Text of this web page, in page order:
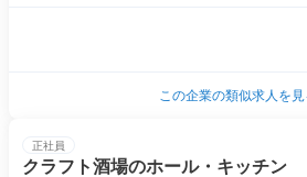
この企業の類似求人を見
正社員
クラフト酒場のホール・キッチン